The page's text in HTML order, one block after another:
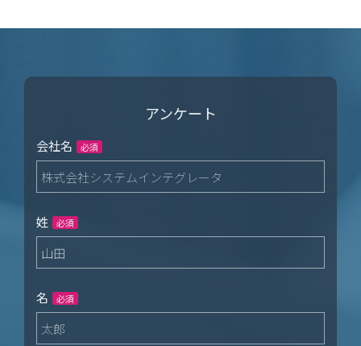
アンケート
会社名 必須
姓 必須
名 必須